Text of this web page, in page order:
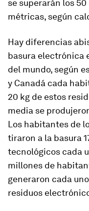
se superarán los
métricas, según
Hay diferencias
basura electrónica
del mundo, según
y Canadá cada
20 kg de estos
media se
Los habitantes de
tiraron a la basura
tecnológicos cada
millones de
generaron cada
residuos